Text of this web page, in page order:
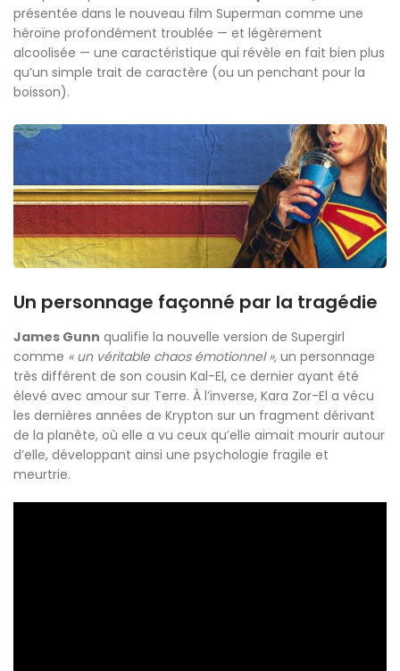
présentée dans le nouveau film Superman comme une
héroïne profondément troublée — et légèrement
alcoolisée — une caractéristique qui révèle en fait bien plus
qu’un simple trait de caractère (ou un penchant pour la
boisson).
Un personnage façonné par la tragédie
James Gunn qualifie la nouvelle version de Supergirl
comme « un véritable chaos émotionnel », un personnage
très différent de son cousin Kal-El, ce dernier ayant été
élevé avec amour sur Terre. À l’inverse, Kara Zor-El a vécu
les dernières années de Krypton sur un fragment dérivant
de la planète, où elle a vu ceux qu’elle aimait mourir autour
d’elle, développant ainsi une psychologie fragile et
meurtrie.